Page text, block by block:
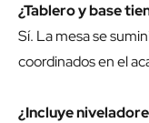
¿Tablero y base
Sí. La mesa se
coordinados en el
¿Incluye